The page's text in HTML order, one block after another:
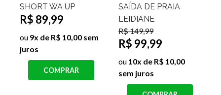
SHORT WA UP
R$ 89,99
ou 9x de R$ 10,00 sem
juros
COMPRAR
SAÍDA DE PRAIA
LEIDIANE
R$ 149,99
R$ 99,99
ou 10x de R$ 10,00
sem juros